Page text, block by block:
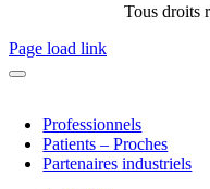
Tous droits
Page load link
Professionnels
Patients – Proches
Partenaires industriels